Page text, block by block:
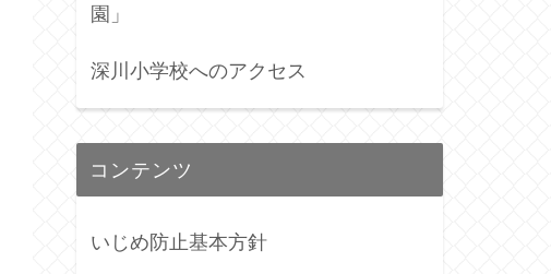
園」
深川小学校へのアクセス
コンテンツ
いじめ防止基本方針